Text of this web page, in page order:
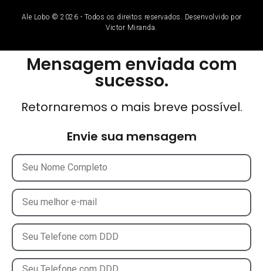
Ale Lobo © 2026 - Todos os direitos reservados. Desenvolvido por
Victor Miranda.
Mensagem enviada com
sucesso.
Retornaremos o mais breve possível.
Envie sua mensagem